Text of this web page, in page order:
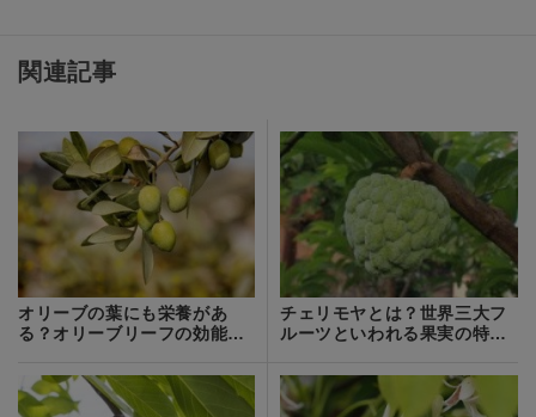
関連記事
オリーブの葉にも栄養があ
る？オリーブリーフの効能や
チェリモヤとは？世界三大フ
ルーツといわれる果実の特徴